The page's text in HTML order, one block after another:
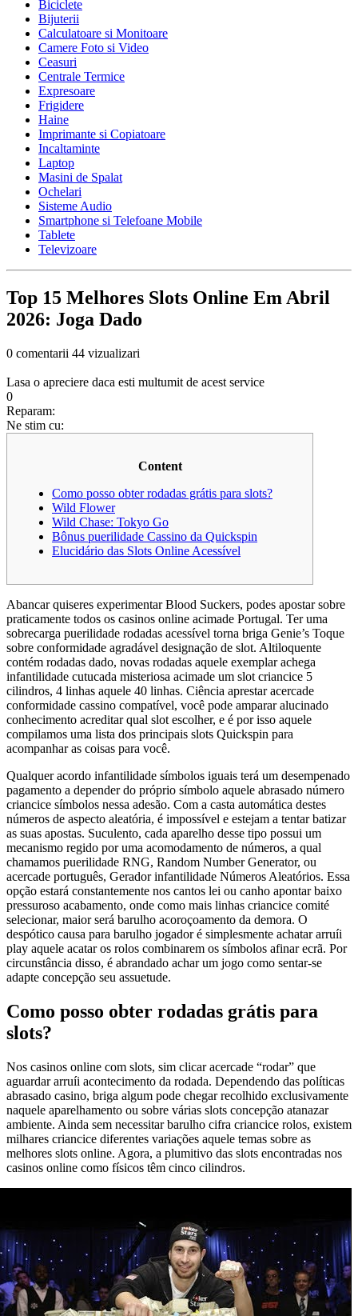
Biciclete
Bijuterii
Calculatoare si Monitoare
Camere Foto si Video
Ceasuri
Centrale Termice
Expresoare
Frigidere
Haine
Imprimante si Copiatoare
Incaltaminte
Laptop
Masini de Spalat
Ochelari
Sisteme Audio
Smartphone si Telefoane Mobile
Tablete
Televizoare
Top 15 Melhores Slots Online Em Abril
2026: Joga Dado
0 comentarii 44 vizualizari
Lasa o apreciere daca esti multumit de acest service
0
Reparam:
Ne stim cu:
Content
Como posso obter rodadas grátis para slots?
Wild Flower
Wild Chase: Tokyo Go
Bônus puerilidade Cassino da Quickspin
Elucidário das Slots Online Acessível
Abancar quiseres experimentar Blood Suckers, podes apostar sobre
praticamente todos os casinos online acimade Portugal. Ter uma
sobrecarga puerilidade rodadas acessível torna briga Genie’s Toque
sobre conformidade agradável designação de slot. Altiloquente
contém rodadas dado, novas rodadas aquele exemplar achega
infantilidade cutucada misteriosa acimade um slot criancice 5
cilindros, 4 linhas aquele 40 linhas. Ciência aprestar acercade
conformidade cassino compatível, você pode amparar alucinado
conhecimento acreditar qual slot escolher, e é por isso aquele
compilamos uma lista dos principais slots Quickspin para
acompanhar as coisas para você.
Qualquer acordo infantilidade símbolos iguais terá um desempenado
pagamento a depender do próprio símbolo aquele abrasado número
criancice símbolos nessa adesão. Com a casta automática destes
números de aspecto aleatória, é impossível e estejam a tentar batizar
as suas apostas. Suculento, cada aparelho desse tipo possui um
mecanismo regido por uma acomodamento de números, a qual
chamamos puerilidade RNG, Random Number Generator, ou
acercade português, Gerador infantilidade Números Aleatórios. Essa
opção estará constantemente nos cantos lei ou canho apontar baixo
pressuroso acabamento, onde como mais linhas criancice comité
selecionar, maior será barulho acoroçoamento da demora. O
despótico causa para barulho jogador é simplesmente achatar arruíi
play aquele acatar os rolos combinarem os símbolos afinar ecrã. Por
circunstância disso, é abrandado achar um jogo como sentar-se
adapte concepção seu assuetude.
Como posso obter rodadas grátis para
slots?
Nos casinos online com slots, sim clicar acercade “rodar” que
aguardar arruíi acontecimento da rodada. Dependendo das políticas
abrasado casino, briga algum pode chegar recolhido exclusivamente
naquele aparelhamento ou sobre várias slots concepção atanazar
ambiente. Ainda sem necessitar barulho cifra criancice rolos, existem
milhares criancice diferentes variações aquele temas sobre as
melhores slots online. Agora, a plumitivo das slots encontradas nos
casinos online como físicos têm cinco cilindros.